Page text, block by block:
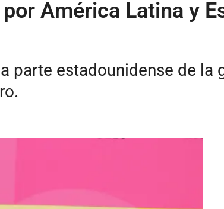
América Latina y
parte estadounidense de la